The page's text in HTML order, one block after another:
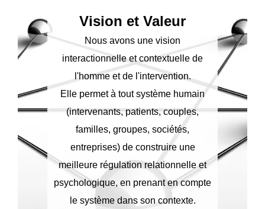
Vision et Valeur
Nous avons une vision
interactionnelle et contextuelle de
l'homme et de l'intervention.
Elle permet à tout système humain
(intervenants, patients, couples,
familles, groupes, sociétés,
entreprises) de construire une
meilleure régulation relationnelle et
psychologique, en prenant en compte
le système dans son contexte.